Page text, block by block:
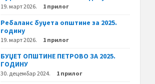
19. март 2026. 1 прилог
Ребаланс буџета општине за 2025.
годину
19. март 2026. 1 прилог
БУЏЕТ ОПШТИНЕ ПЕТРОВО ЗА 2025.
ГОДИНУ
30. децембар 2024. 1 прилог